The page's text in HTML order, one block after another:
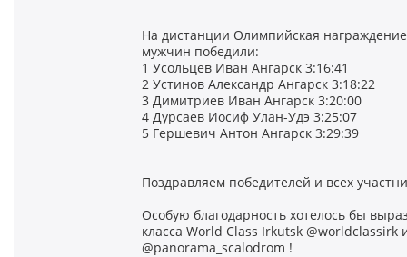
На дистанции Олимпийская
мужчин победили:
1 Усольцев Иван Ангарск 3:16:41
2 Устинов Александр Ангарск 3:18:22
3 Димитриев Иван Ангарск 3:20:00
4 Дурсаев Иосиф Улан-Удэ 3:25:07
5 Гершевич Антон Ангарск 3:29:39
Поздравляем победителей и всех
Особую благодарность хотелось бы
класса World Class Irkutsk
@panorama_scalodrom !